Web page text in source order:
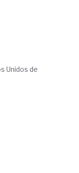
Unidos de